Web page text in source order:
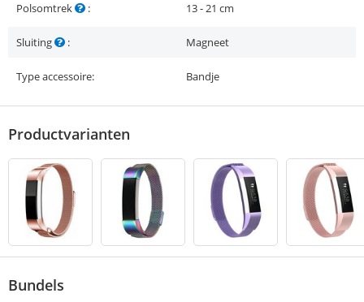
Polsomtrek : 13 - 21 cm
Sluiting : Magneet
Type accessoire: Bandje
Productvarianten
Bundels